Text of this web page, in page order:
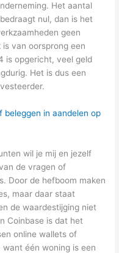
Het aantal
nul, dan is het
geen
van oorsprong een
is opgericht, veel geld
Het is dus een
beleggen in aandelen op
wil je mij en jezelf
de vragen of
Door de hefboom maken
maar daar staat
de waardestijging niet
Coinbase is dat het
online wallets of
één woning is een